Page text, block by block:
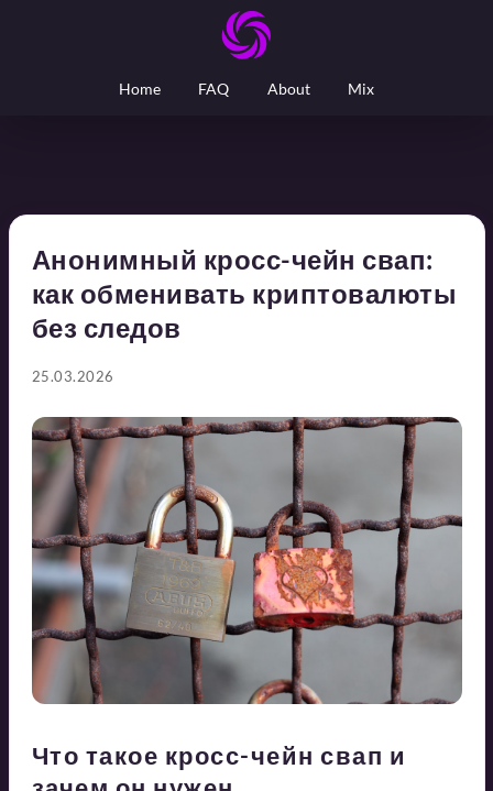
Home FAQ About Mix
Анонимный кросс-чейн свап:
как обменивать криптовалюты
без следов
25.03.2026
Что такое кросс-чейн свап и